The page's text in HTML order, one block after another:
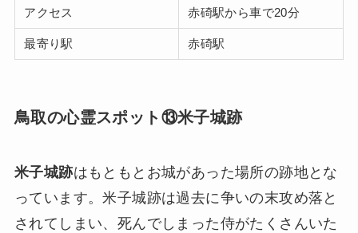
アクセス 赤碕駅から車で20分
最寄り駅 赤碕駅
鳥取の心霊スポット⑬米子城跡
米子城跡はもともとお城があった場所の跡地とな
っています。米子城跡は過去に争いの末攻め落と
されてしまい、死んでしまった侍がたくさんいた